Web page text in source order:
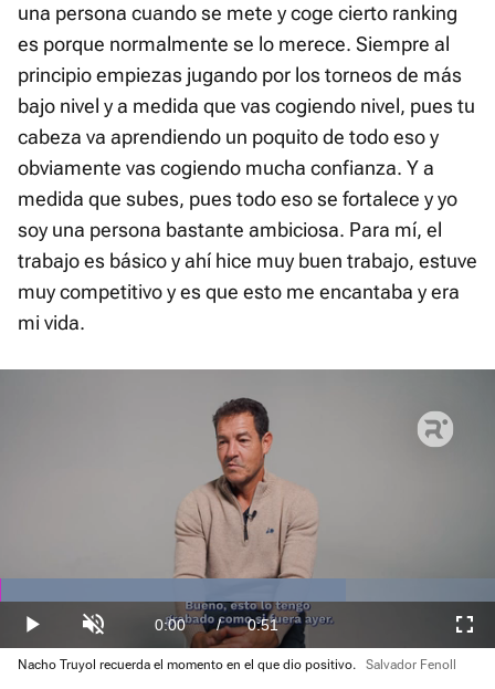
una persona cuando se mete y coge cierto ranking
es porque normalmente se lo merece. Siempre al
principio empiezas jugando por los torneos de más
bajo nivel y a medida que vas cogiendo nivel, pues tu
cabeza va aprendiendo un poquito de todo eso y
obviamente vas cogiendo mucha confianza. Y a
medida que subes, pues todo eso se fortalece y yo
soy una persona bastante ambiciosa. Para mí, el
trabajo es básico y ahí hice muy buen trabajo, estuve
muy competitivo y es que esto me encantaba y era
mi vida.
Play Unmute Current
Time
0:00 / Duration
0:51
:
69.97%
Nacho Truyol recuerda el momento en el que dio positivo. Salvador Fenoll